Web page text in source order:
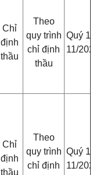
Chỉ
định
thầu
Theo
quy trình
chỉ định
thầu
Quý 1-
11/2021
Chỉ
định
thầu
Theo
quy trình
chỉ định
Quý 1-
11/2021